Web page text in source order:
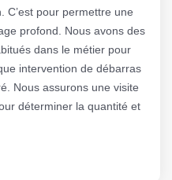
C’est pour permettre une
profond. Nous avons des
dans le métier pour
intervention de débarras
Nous assurons une visite
déterminer la quantité et